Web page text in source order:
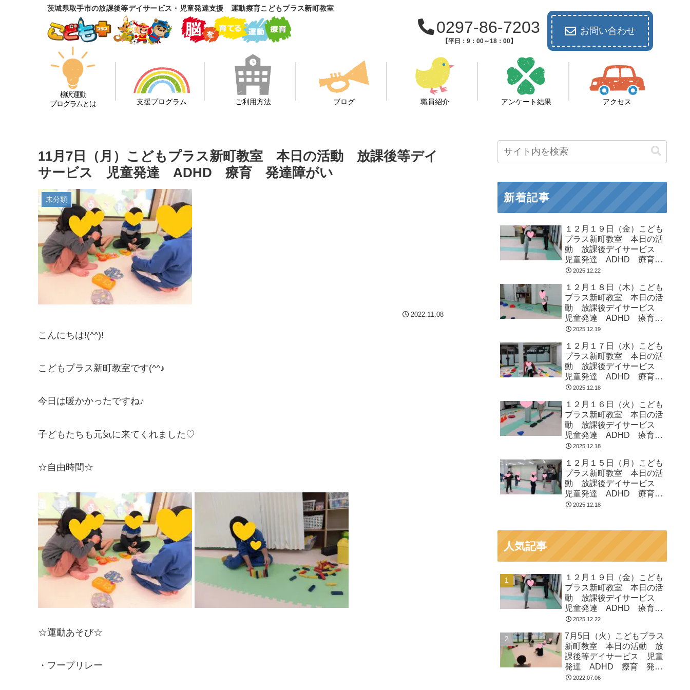
茨城県取手市の放課後等デイサービス・児童発達支援 運動療育こどもプラス新町教室
0297-86-7203
【平日：9：00～18：00】
お問い合わせ
柳沢運動
プログラムとは
支援プログラム ご利用方法 ブログ 職員紹介 アンケート結果 アクセス
11月7日（月）こどもプラス新町教室 本日の活動 放課後等デイ
サービス 児童発達 ADHD 療育 発達障がい
未分類
2022.11.08
こんにちは!(^^)!
こどもプラス新町教室です(^^♪
今日は暖かかったですね♪
子どもたちも元気に来てくれました♡
☆自由時間☆
☆運動あそび☆
・フープリレー
新着記事
１２月１９日（金）こども
プラス新町教室 本日の活
動 放課後デイサービス
児童発達 ADHD 療育
発達障がい
2025.12.22
１２月１８日（木）こども
プラス新町教室 本日の活
動 放課後デイサービス
児童発達 ADHD 療育
発達障がい
2025.12.19
１２月１７日（水）こども
プラス新町教室 本日の活
動 放課後デイサービス
児童発達 ADHD 療育
発達障がい
2025.12.18
１２月１６日（火）こども
プラス新町教室 本日の活
動 放課後デイサービス
児童発達 ADHD 療育
発達障がい
2025.12.18
１２月１５日（月）こども
プラス新町教室 本日の活
動 放課後デイサービス
児童発達 ADHD 療育
発達障がい
2025.12.18
人気記事
１２月１９日（金）こども
プラス新町教室 本日の活
動 放課後デイサービス
児童発達 ADHD 療育
発達障がい
2025.12.22
7月5日（火）こどもプラス
新町教室 本日の活動 放
課後等デイサービス 児童
発達 ADHD 療育 発達
障がい
2022.07.06